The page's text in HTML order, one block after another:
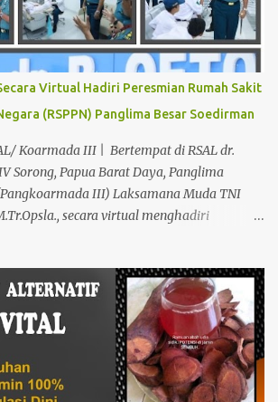
KEPERKASAAN Paling Ampuh Di
Kami Solusinya Jituh Ampuh , Tepat
Yang Cepat Untuk Menyembuhkan Berbagai
Anda Derita Atau Kurang Percaya Diri.
Nya Sebab Pengobatan TRADISIONAL
Untuk Keharmonisan Rumah Tangga
Khasiatnya, Dan Bertanggung Jawab
ini, H. Abdul Azis Hadir Di Pro...
Virtual Hadiri Peresmian Rumah Sakit
(RSPPN) Panglima Besar Soedirman
AL/ Koarmada III | Bertempat di RSAL dr.
Sorong, Papua Barat Daya, Panglima
III) Laksamana Muda TNI
secara virtual menghadiri
oleh Presiden Republik Indonesia Ir.
didampingi Menteri Pertahanan RI
peresmian tersebut diselenggarakan di
Raya No.178, Bintaro, Kec. Pesanggrahan,
Senin (19/02/24). Presiden Republik
dan mengapresiasi pembangunan